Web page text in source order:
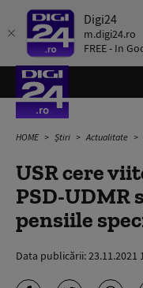
Digi24
m.digi24.ro
FREE - In
HOME Știri Actualitate
USR cere
PSD-UDMR
pensiile
Data publicării:23.11.2021